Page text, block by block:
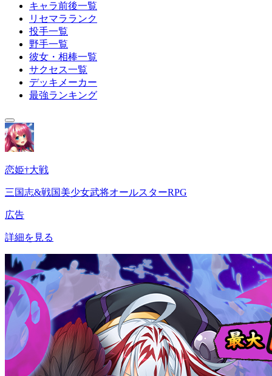
キャラ前後一覧
リセマラランク
投手一覧
野手一覧
彼女・相棒一覧
サクセス一覧
デッキメーカー
最強ランキング
恋姫†大戦
三国志&戦国美少女武将オールスターRPG
広告
詳細を見る